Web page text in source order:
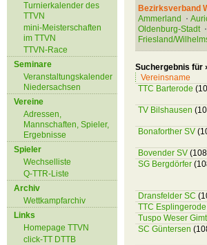
Turnierkalender des
TTVN
mini-Meisterschaften
im TTVN
TTVN-Race
Seminare
Veranstaltungskalender
Niedersachsen
Vereine
Adressen,
Mannschaften, Spieler,
Ergebnisse
Spieler
Wechselliste
Q-TTR-Liste
Archiv
Wettkampfarchiv
Links
Homepage TTVN
click-TT DTTB
Bezirksverband
Ammerland
Oldenburg-Stadt
Friesland/
Suchergebnis für
Vereinsname
TTC Barterode
TV Bilshausen
Bonaforther SV
Bovender SV
SG Bergdörfer
Dransfelder SC
TTC Esplingerode
Tuspo Weser
SC Güntersen